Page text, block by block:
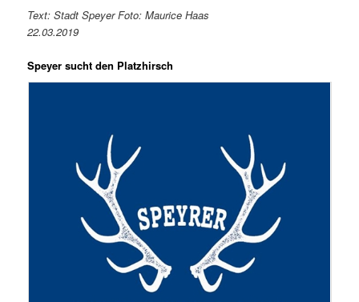
Text: Stadt Speyer Foto: Maurice Haas
22.03.2019
Speyer sucht den Platzhirsch